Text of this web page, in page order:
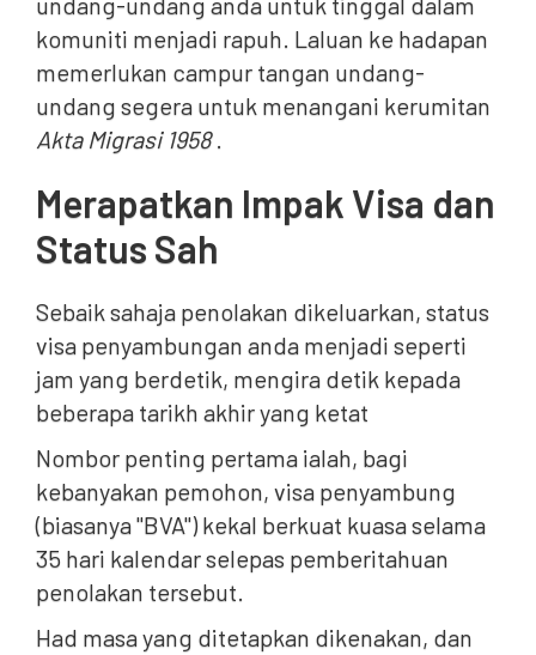
komuniti menjadi rapuh. Laluan ke hadapan
memerlukan campur tangan undang-
undang segera untuk menangani kerumitan
Akta Migrasi 1958.
Merapatkan Impak Visa dan
Status Sah
Sebaik sahaja penolakan dikeluarkan, status
visa penyambungan anda menjadi seperti
jam yang berdetik, mengira detik kepada
beberapa tarikh akhir yang ketat
Nombor penting pertama ialah, bagi
kebanyakan pemohon, visa penyambung
(biasanya "BVA") kekal berkuat kuasa selama
35 hari kalendar selepas pemberitahuan
penolakan tersebut.
Had masa yang ditetapkan dikenakan, dan